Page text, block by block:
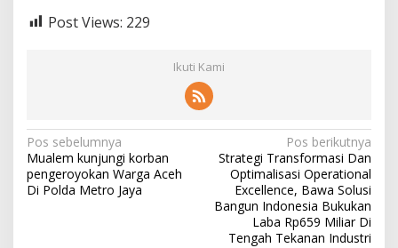
Post Views: 229
Ikuti Kami
N
a
v
Pos sebelumnya
Mualem kunjungi korban
pengeroyokan Warga Aceh
Di Polda Metro Jaya
Pos berikutnya
Strategi Transformasi Dan
Optimalisasi Operational
Excellence, Bawa Solusi
Bangun Indonesia Bukukan
Laba Rp659 Miliar Di
Tengah Tekanan Industri